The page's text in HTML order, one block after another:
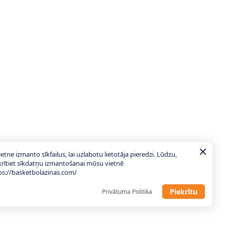
izmanto sīkfailus, lai uzlabotu lietotāja pieredzi. Lūdzu,
sīkdatņu izmantošanai mūsu vietnē
basketbolazinas.com/
Privātuma Politika Piekrītu